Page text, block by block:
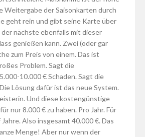
Weitergabe der Saisonkarten durch
geht rein und gibt seine Karte über
der nächste ebenfalls mit dieser
genießen kann. Zwei (oder gar
zum Preis von einem. Das ist
Problem. Sagt die
10.000 € Schaden. Sagt die
Lösung dafür ist das neue System.
Und diese kostengünstige
nur 8.000 € zu haben. Pro Jahr. Für
Also insgesamt 40.000 €. Das
Menge! Aber nur wenn der